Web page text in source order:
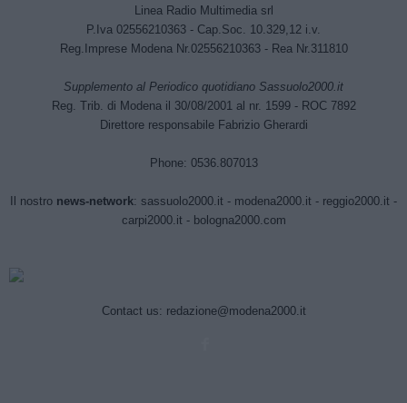
Linea Radio Multimedia srl
P.Iva 02556210363 - Cap.Soc. 10.329,12 i.v.
Reg.Imprese Modena Nr.02556210363 - Rea Nr.311810
Supplemento al Periodico quotidiano Sassuolo2000.it
Reg. Trib. di Modena il 30/08/2001 al nr. 1599 - ROC 7892
Direttore responsabile Fabrizio Gherardi
Phone: 0536.807013
Il nostro news-network: sassuolo2000.it - modena2000.it - reggio2000.it -
carpi2000.it- bologna2000.com
Contact us: redazione@modena2000.it